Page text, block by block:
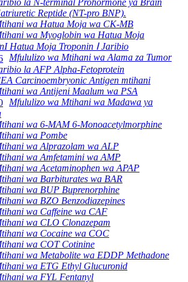
la N-terminal Prohormone ya Brain
Reptide (NT-pro BNP).
wa Hatua Moja wa CK-MB
wa Myoglobin wa Hatua Moja
Hatua Moja Troponin Ⅰ Jaribio
Mfululizo wa Mtihani wa Alama za Tumor
la AFP Alpha-Fetoprotein
Carcinoembryonic Antigen mtihani
wa Antijeni Maalum wa PSA
Mfululizo wa Mtihani wa Madawa ya
wa 6-MAM 6-Monoacetylmorphine
wa Pombe
wa Alprazolam wa ALP
wa Amfetamini wa AMP
wa Acetaminophen wa APAP
wa Barbiturates wa BAR
wa BUP Buprenorphine
wa BZO Benzodiazepines
wa Caffeine wa CAF
wa CLO Clonazepam
wa Cocaine wa COC
wa COT Cotinine
wa Metabolite wa EDDP Methadone
wa ETG Ethyl Glucuronid
wa FYL Fentanyl